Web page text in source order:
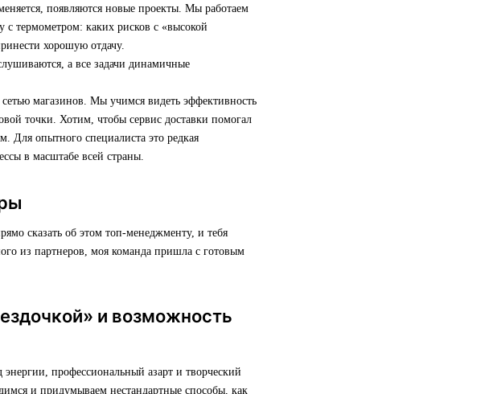
появляются новые проекты. Мы работаем
термометром: каких рисков с «высокой
хорошую отдачу.
а все задачи динамичные
магазинов. Мы учимся видеть эффективность
точки. Хотим, чтобы сервис доставки помогал
Для опытного специалиста это редкая
в масштабе всей страны.
сказать об этом топ-менеджменту, и тебя
из партнеров, моя команда пришла с готовым
и возможность
профессиональный азарт и творческий
и придумываем нестандартные способы, как